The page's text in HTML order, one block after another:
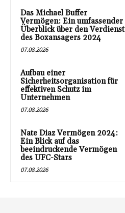
Das Michael Buffer
Vermögen: Ein umfassender
Überblick über den Verdienst
des Boxansagers 2024
07.08.2026
Aufbau einer
Sicherheitsorganisation für
effektiven Schutz im
Unternehmen
07.08.2026
Nate Diaz Vermögen 2024:
Ein Blick auf das
beeindruckende Vermögen
des UFC-Stars
07.08.2026